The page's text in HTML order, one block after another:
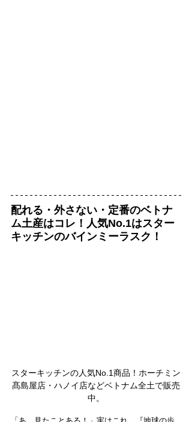
配れる・外さない・定番のベトナ
ム土産はコレ！人気No.1はスター
キッチンのバインミーラスク！
スターキッチンの人気No.1商品！ホーチミン
髙島屋店・ハノイ店などベトナム全土で販売
中。